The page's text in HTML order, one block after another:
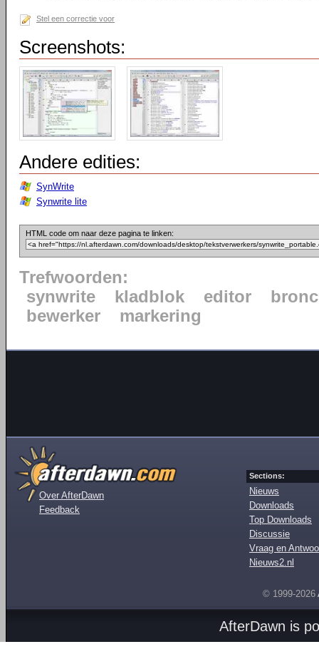
Stel een correctie voor
Screenshots:
Andere edities:
SynWrite
Synwrite lite
HTML code om naar deze pagina te linken:
Trefwoorden:
synwrite
kladblok editor
bewerker
markering
Over AfterDawn
Feedback
Sections:
Nieuws
Downloads
Top Downloads
Discussie
Vraag en
Nieuws2.nl
© 1999-2026
AfterDawn is